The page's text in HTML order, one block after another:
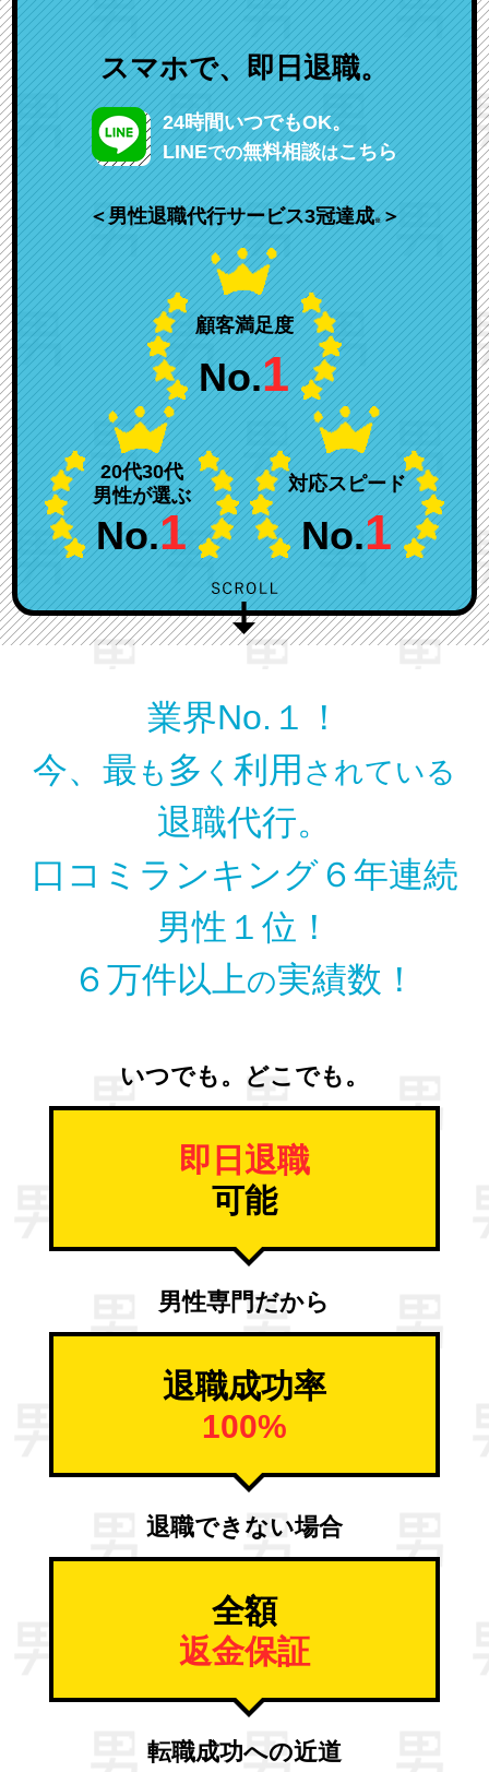
スマホで、即日退職。
24時間いつでもOK。
LINEでの無料相談はこちら
＜男性退職代行サービス3冠達成※＞
対応スピード
No.1
20代30代
男性が選ぶ
No.1
顧客満足度
No.1
業界No.１！
今、最 も 多 く 利用 されている
退職代行。
口コミランキング６年連続
男性１位！
６万件以上の実績数！
いつでも。どこでも。
即日退職
可能
男性専門だから
退職成功率
100%
退職できない場合
全額
返金保証
転職成功への近道